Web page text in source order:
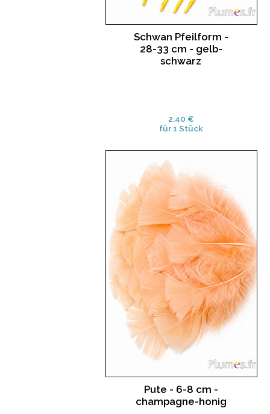
Schwan Pfeilform -
28-33 cm - gelb-
schwarz
2.40 €
für 1 Stück
Pute - 6-8 cm -
champagne-honig